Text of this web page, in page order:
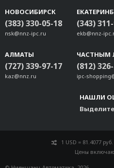
НОВОСИБИРСК
(383) 330-05-18
nsk@nnz-ipc.ru
(343)
ekb@nnz-
АЛМАТЫ
(727) 339-97-17
kaz@nnz.ru
ЧАСТНЫМ
(812)
ipc-
НАШЛИ
1 USD = 81.4077
Цены